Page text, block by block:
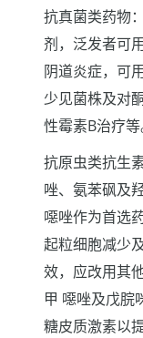
抗真菌类药物
剂，泛发者可
阴道炎症，可
少见菌株及对
性霉素B治疗等
抗原虫类抗生
唑、氨苯砜及
噁唑作为首选
起粒细胞减少
效，应改用其
甲 噁唑及戊脘
糖皮质激素以